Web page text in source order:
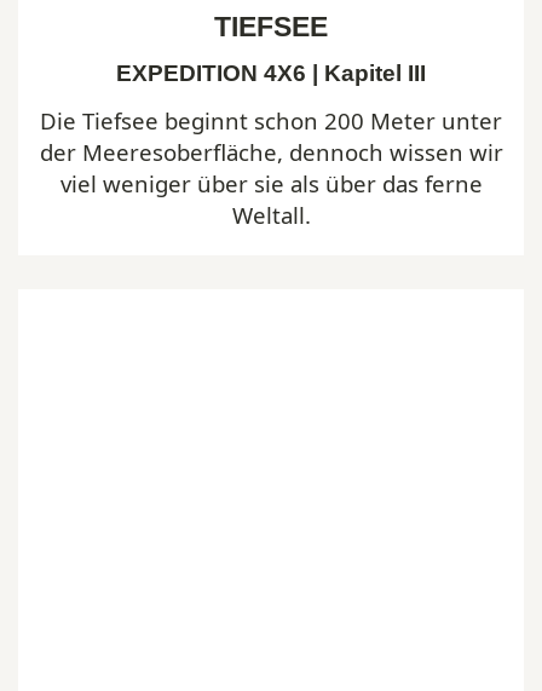
TIEFSEE
EXPEDITION 4X6 | Kapitel III
Die Tiefsee beginnt schon 200 Meter unter
der Meeresoberfläche, dennoch wissen wir
viel weniger über sie als über das ferne
Weltall.